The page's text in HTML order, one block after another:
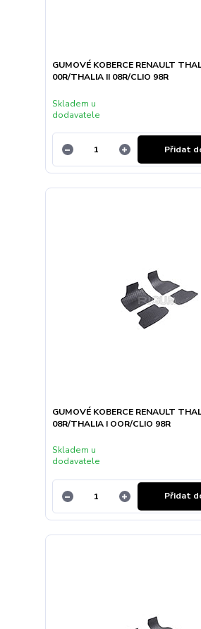
GUMOVÉ KOBERCE RENAULT
00R/THALIA II 08R/CLIO 98R
Skladem u
dodavatele
Přidat
GUMOVÉ KOBERCE RENAULT
08R/THALIA I OOR/CLIO 98R
Skladem u
dodavatele
Přidat